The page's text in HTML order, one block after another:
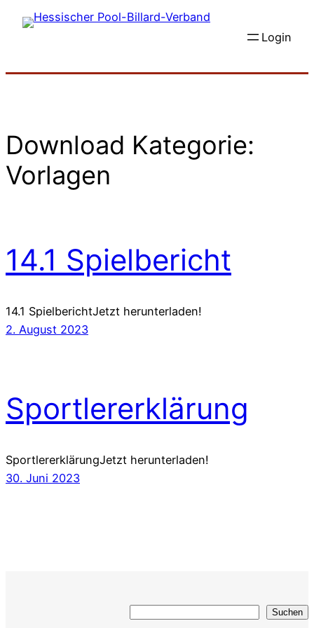
Zum
Inhalt
Login
Download Kategorie:
Vorlagen
14.1 Spielbericht
14.1 SpielberichtJetzt herunterladen!
2. August 2023
Sportlererklärung
SportlererklärungJetzt herunterladen!
30. Juni 2023
Suchen